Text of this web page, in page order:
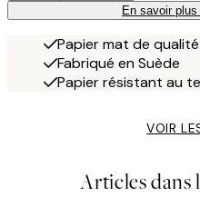
En savoir
Papier mat de
Fabriqué en Suède
Papier résistant au
VOIR
Articles dans